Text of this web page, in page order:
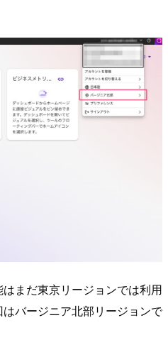
まだ東京リージョンでは利用
バージニア北部リージョンで